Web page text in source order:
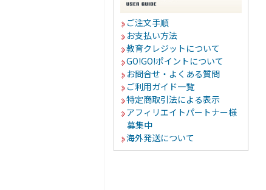
ご注文手順
お支払い方法
教育クレジットについて
GO!GO!ポイントについて
お問合せ・よくある質問
ご利用ガイド一覧
特定商取引法による表示
アフィリエイトパートナー様
募集中
海外発送について